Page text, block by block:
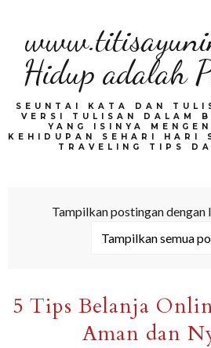
Hidup adalah
SEUNTAI KATA DAN
VERSI TULISAN DALAM
YANG ISINYA
KEHIDUPAN SEHARI HARI
TRAVELING TIPS
Tampilkan postingan dengan
Tampilkan semua
5 Tips Belanja
Aman dan